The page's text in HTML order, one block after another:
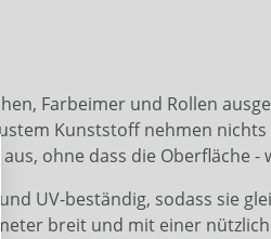
Farbeimer und Rollen
Kunststoff nehmen
ohne dass die Oberfläche
UV-beständig, sodass sie
breit und mit einer